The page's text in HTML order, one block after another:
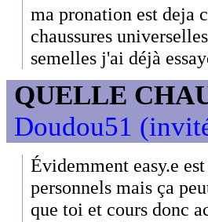
ma pronation est deja
chaussures
semelles j'ai déjà
QUELLE
Doudou51
Évidemment easy.e
personnels mais ça
que toi et cours donc